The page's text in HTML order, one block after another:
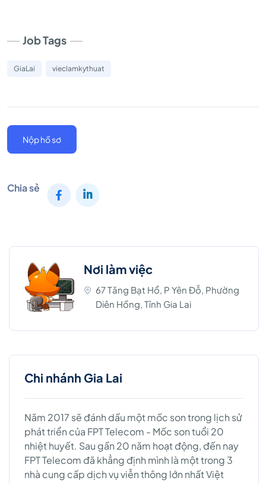
Job Tags
GiaLai vieclamkythuat
Nộp hồ sơ
Chia sẻ
Nơi làm việc
67 Tăng Bạt Hổ, P Yên Đỗ, Phường
Diên Hồng, Tỉnh Gia Lai
Chi nhánh Gia Lai
Năm 2017 sẽ đánh dấu một mốc son trong lịch sử
phát triển của FPT Telecom - Mốc son tuổi 20
nhiệt huyết. Sau gần 20 năm hoạt động, đến nay
FPT Telecom đã khẳng định mình là một trong 3
nhà cung cấp dịch vụ viễn thông lớn nhất Việt